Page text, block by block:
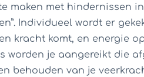
maken met hindernissen
Individueel wordt er
kracht komt, en energie
worden je aangereikt die
behouden van je